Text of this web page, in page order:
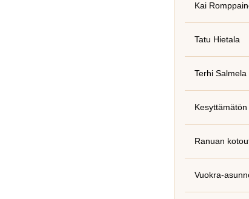
Kai
Tatu Hietala
Terhi Salmela
Kesyttämätön
Ranuan
Vuokra-